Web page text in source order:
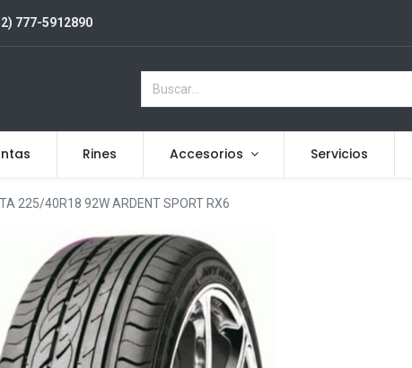
777-5912890
Rines Accesorios Servicios
225/40R18 92W ARDENT SPORT RX6